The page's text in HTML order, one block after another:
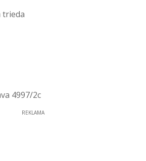
trieda
4997/2c
REKLAMA